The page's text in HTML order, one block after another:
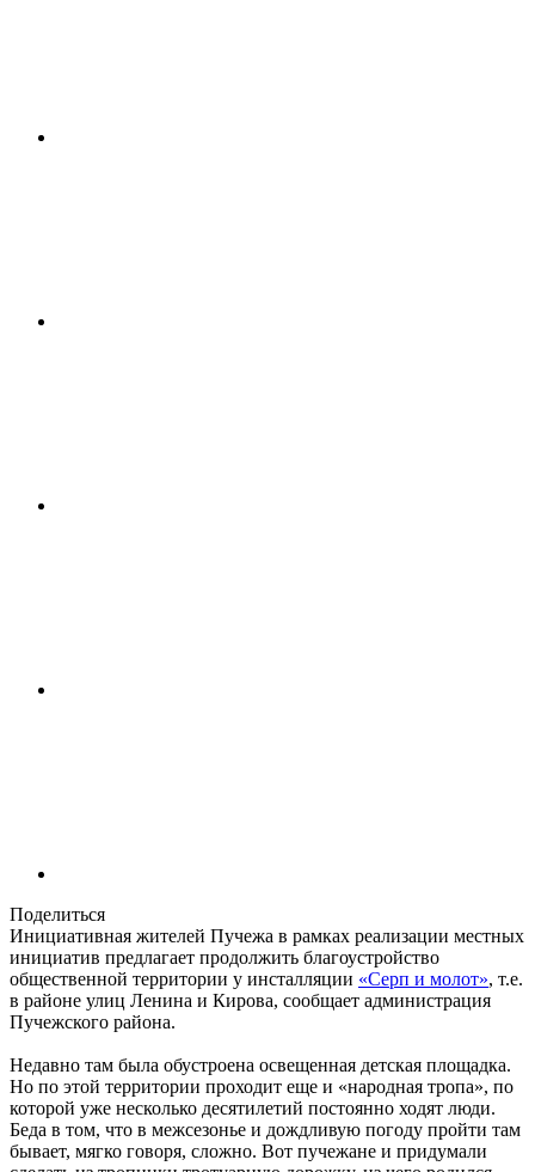
Поделиться
Инициативная жителей Пучежа в рамках реализации местных
инициатив предлагает продолжить благоустройство
общественной территории у инсталляции «Серп и молот», т.е.
в районе улиц Ленина и Кирова, сообщает администрация
Пучежского района.
Недавно там была обустроена освещенная детская площадка.
Но по этой территории проходит еще и «народная тропа», по
которой уже несколько десятилетий постоянно ходят люди.
Беда в том, что в межсезонье и дождливую погоду пройти там
бывает, мягко говоря, сложно. Вот пучежане и придумали